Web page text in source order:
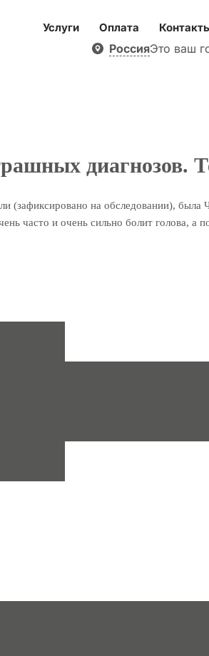
Услуги Оплата
РоссияЭто ваш
диагнозов.
(зафиксировано на обследовании),
часто и очень сильно болит голова, а